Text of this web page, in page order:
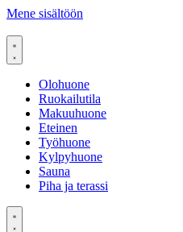
Mene sisältöön
Olohuone
Ruokailutila
Makuuhuone
Eteinen
Työhuone
Kylpyhuone
Sauna
Piha ja terassi